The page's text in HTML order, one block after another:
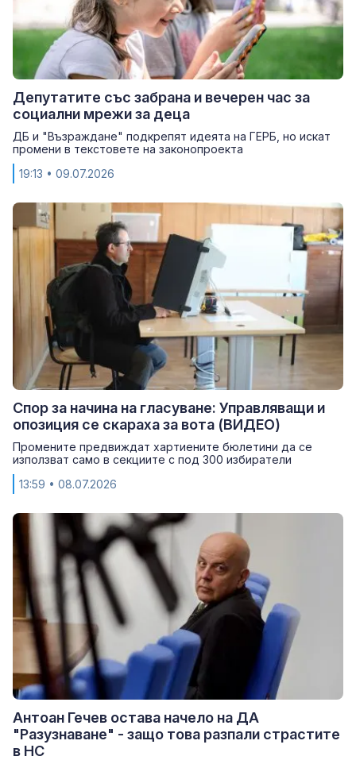
Депутатите със забрана и вечерен час за
социални мрежи за деца
ДБ и "Възраждане" подкрепят идеята на ГЕРБ, но искат
промени в текстовете на законопроекта
19:13 • 09.07.2026
Спор за начина на гласуване: Управляващи и
опозиция се скараха за вота (ВИДЕО)
Промените предвиждат хартиените бюлетини да се
използват само в секциите с под 300 избиратели
13:59 • 08.07.2026
Антоан Гечев остава начело на ДА
"Разузнаване" - защо това разпали страстите
в НС